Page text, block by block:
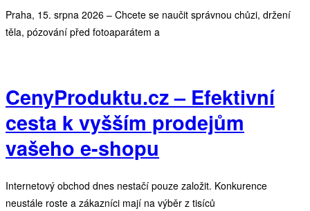
Praha, 15. srpna 2026 – Chcete se naučit správnou chůzi, držení
těla, pózování před fotoaparátem a
CenyProduktu.cz – Efektivní
cesta k vyšším prodejům
vašeho e-shopu
Internetový obchod dnes nestačí pouze založit. Konkurence
neustále roste a zákazníci mají na výběr z tisíců